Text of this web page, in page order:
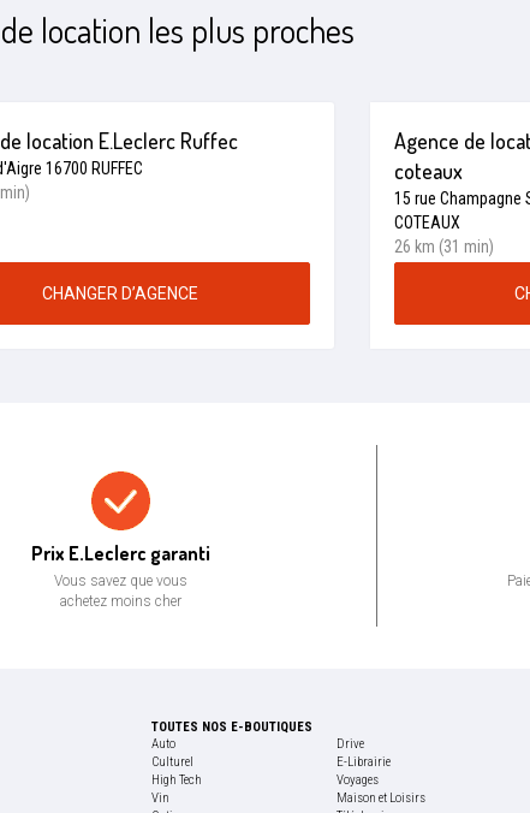
location les plus proches
location E.Leclerc Ruffec
16700 RUFFEC
CHANGER D’AGENCE
Agence de
coteaux
15 rue Champagne
COTEAUX
26 km (31 min)
Prix E.Leclerc garanti
Vous savez que vous
achetez moins cher
TOUTES NOS E-BOUTIQUES
Auto
Drive
Culturel
E-Librairie
High Tech
Voyages
Vin
Maison et Loisirs